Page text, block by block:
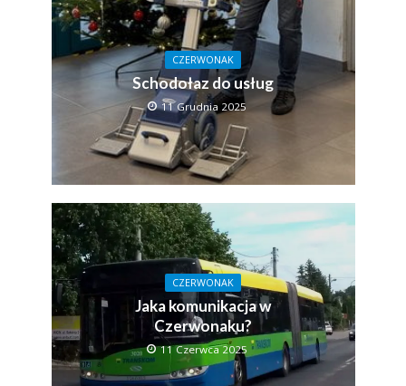
CZERWONAK
Schodołaz do usług
11 Grudnia 2025
CZERWONAK
Jaka komunikacja w
Czerwonaku?
11 Czerwca 2025